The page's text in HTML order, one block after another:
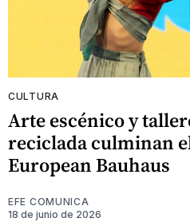
CULTURA
Arte escénico y
reciclada culminan
European Bauhaus
EFE COMUNICA
18 de junio de 2026